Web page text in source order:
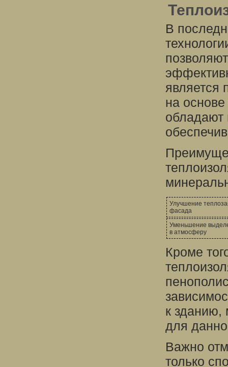
В
является
на
обладают
Улучшение
фасада
Уменьшение
в атмосферу
Кроме
к зданию,
для
Важно
только